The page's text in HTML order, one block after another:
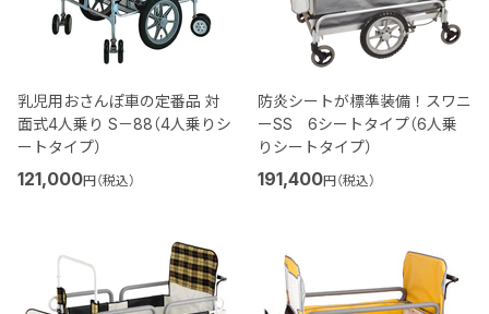
乳児用おさんぽ車の定番品 対
面式4人乗り S－88（4人乗りシ
ートタイプ）
121,000円（税込）
防炎シートが標準装備！スワニ
ーSS 6シートタイプ（6人乗
りシートタイプ）
191,400円（税込）